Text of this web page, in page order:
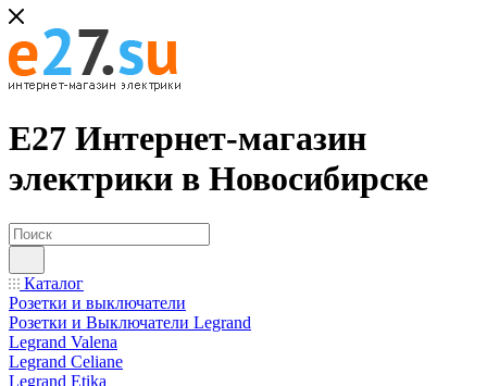
Е27 Интернет-магазин
электрики в Новосибирске
Каталог
Розетки и выключатели
Розетки и Выключатели Legrand
Legrand Valena
Legrand Celiane
Legrand Etika